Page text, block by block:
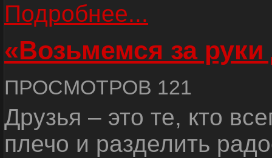
Подробнее...
«Возьмемся за руки
ПРОСМОТРОВ 121
Друзья – это те, кто
плечо и разделить